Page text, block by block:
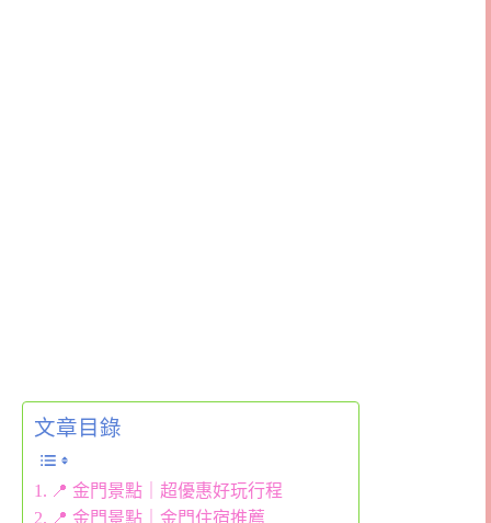
文章目錄
📍 金門景點｜超優惠好玩行程
📍 金門景點｜金門住宿推薦